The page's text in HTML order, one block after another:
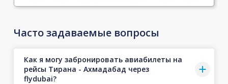
Часто задаваемые вопросы
Как я могу забронировать авиабилеты на
рейсы Тирана - Ахмадабад через
flydubai?